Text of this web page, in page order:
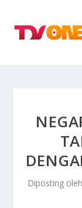
Diposting oleh